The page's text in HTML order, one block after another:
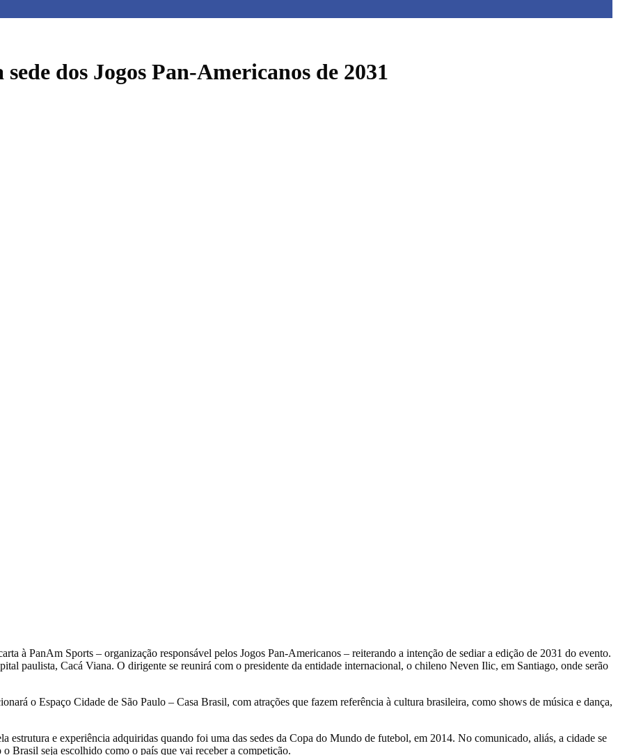
dos Jogos Pan-Americanos de 2031
à PanAm Sports – organização responsável pelos Jogos Pan-Americanos – reiterando a intenção de sediar a edição de 2031 do evento.
paulista, Cacá Viana. O dirigente se reunirá com o presidente da entidade internacional, o chileno Neven Ilic, em Santiago, onde serão
o Espaço Cidade de São Paulo – Casa Brasil, com atrações que fazem referência à cultura brasileira, como shows de música e dança,
estrutura e experiência adquiridas quando foi uma das sedes da Copa do Mundo de futebol, em 2014. No comunicado, aliás, a cidade se
Brasil seja escolhido como o país que vai receber a competição.